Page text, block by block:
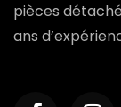
pièces
ans